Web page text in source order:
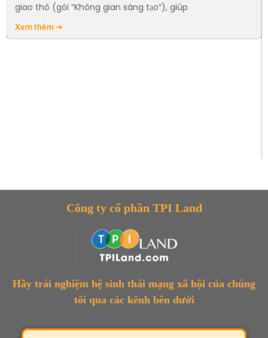
giao thô (gói “Không gian sáng tạo”), giúp
Xem thêm ➔
Công ty cổ phần TPI Land
Hãy trải nghiệm hệ sinh thái mạng xã hội của chúng
tôi qua các kênh bên dưới